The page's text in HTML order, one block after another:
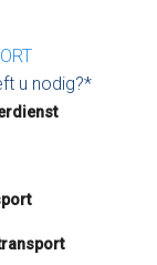
u nodig?*